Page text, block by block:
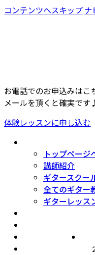
コンテンツへスキップ ナ
お電話でのお申込みはこ
メールを頂くと確実です
体験レッスンに申し込む
トップページ
講師紹介
ギタースクー
全てのギター
ギターレッス
Flow